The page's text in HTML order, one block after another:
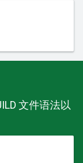
文件语法以